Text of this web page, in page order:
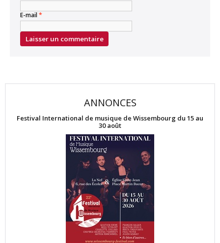
E-mail*
ANNONCES
Festival International de musique de Wissembourg du 15 au
30 août